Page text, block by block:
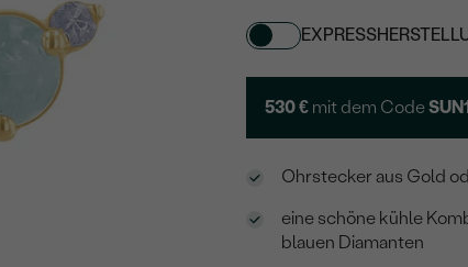
530 € mit dem Code
Ohrstecker aus Gold
eine schöne kühle
blauen Diamanten